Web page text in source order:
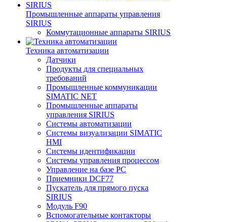
Промышленные аппараты управления
SIRIUS
Коммутационные аппараты SIRIUS
Техника автоматизации
Датчики
Продукты для специальных
требований
Промышленные коммуникации
SIMATIC NET
Промышленные аппараты
управления SIRIUS
Системы автоматизации
Системы визуализации SIMATIC
HMI
Системы идентификации
Системы управления процессом
Управление на базе РС
Приемники DCF77
Пускатель для прямого пуска
SIRIUS
Модуль F90
Вспомогательные контакторы